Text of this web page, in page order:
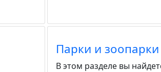
Парки и зоопарки
В этом разделе вы